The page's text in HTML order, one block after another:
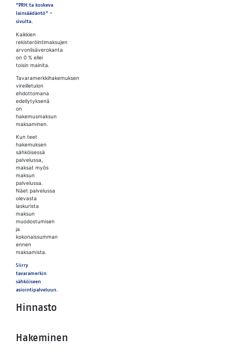
”PRH:ta koskeva
lainsäädäntö” -
sivulta.
Kaikkien
rekisteröintimaksujen
arvonlisäverokanta
on 0 % ellei
toisin mainita.
Tavaramerkkihakemuksen
vireilletulon
ehdottomana
edellytyksenä
on
hakemusmaksun
maksaminen.
Kun teet
hakemuksen
sähköisessä
palvelussa,
maksat myös
maksun
palvelussa.
Näet palvelussa
olevasta
laskurista
maksun
muodostumisen
ja
kokonaissumman
ennen
maksamista.
Siirry
tavaramerkin
sähköiseen
asiointipalveluun.
Hinnasto
Hakeminen